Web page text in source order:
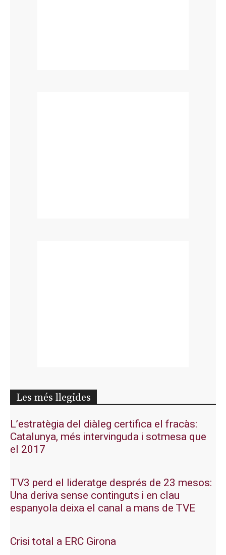
Les més llegides
L’estratègia del diàleg certifica el fracàs:
Catalunya, més intervinguda i sotmesa que
el 2017
TV3 perd el lideratge després de 23 mesos:
Una deriva sense continguts i en clau
espanyola deixa el canal a mans de TVE
Crisi total a ERC Girona